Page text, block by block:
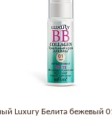
Luxury Белита бежевый